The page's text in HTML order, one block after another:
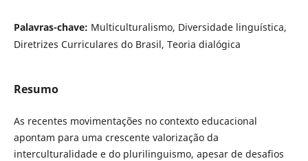
Palavras-chave: Multiculturalismo, Diversidade linguística,
Diretrizes Curriculares do Brasil, Teoria dialógica
Resumo
As recentes movimentações no contexto educacional
apontam para uma crescente valorização da
interculturalidade e do plurilinguismo, apesar de desafios